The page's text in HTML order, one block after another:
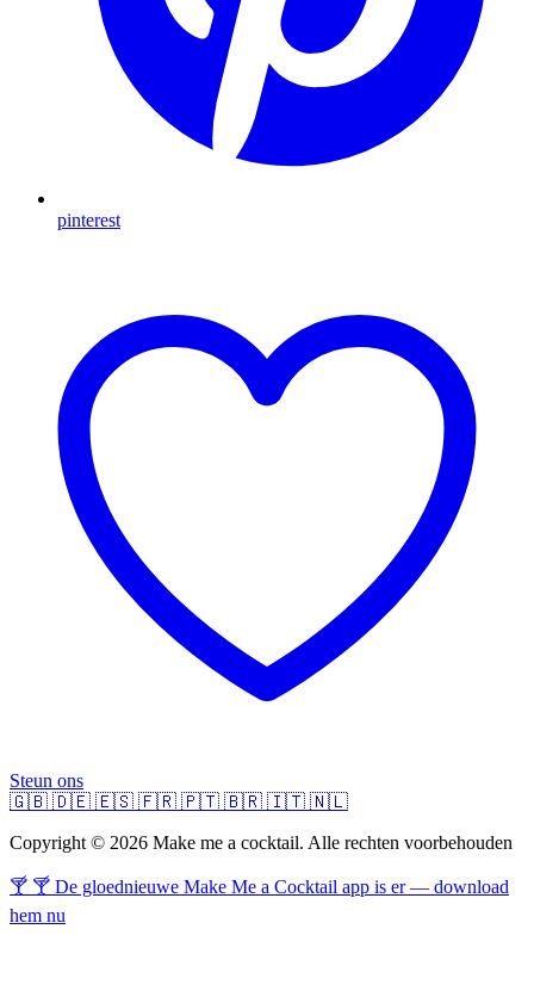
pinterest
Steun ons
🇬🇧 🇩🇪 🇪🇸 🇫🇷 🇵🇹 🇧🇷 🇮🇹 🇳🇱
Copyright © 2026 Make me a cocktail. Alle rechten voorbehouden
🍸 🍸 De gloednieuwe Make Me a Cocktail app is er — download
hem nu